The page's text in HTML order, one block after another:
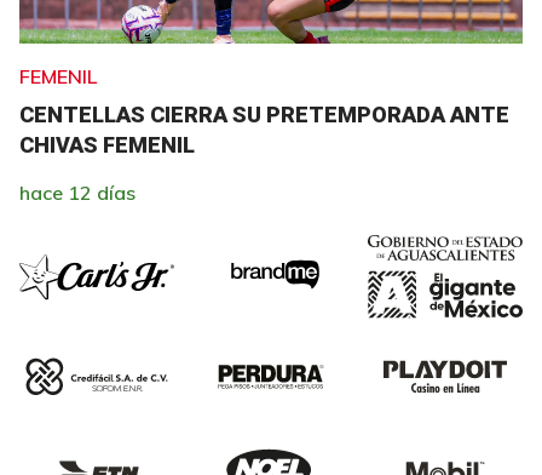
FEMENIL
CENTELLAS CIERRA SU PRETEMPORADA ANTE
CHIVAS FEMENIL
hace 12 días